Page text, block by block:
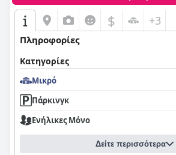
$ +3
Πληροφορίες
Κατηγορίες
Μικρό
Πάρκινγκ
Ενήλικες Μόνο
Δείτε περισσότερα